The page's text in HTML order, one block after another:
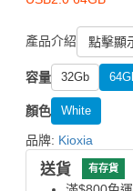
產品介紹 點擊顯
容量 32Gb
顏色 White
品牌: Kioxia
送貨 有存貨